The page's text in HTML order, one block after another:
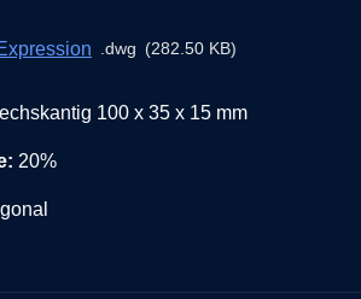
dwg 282.50 KB
100 x 35 x 15 mm
20%